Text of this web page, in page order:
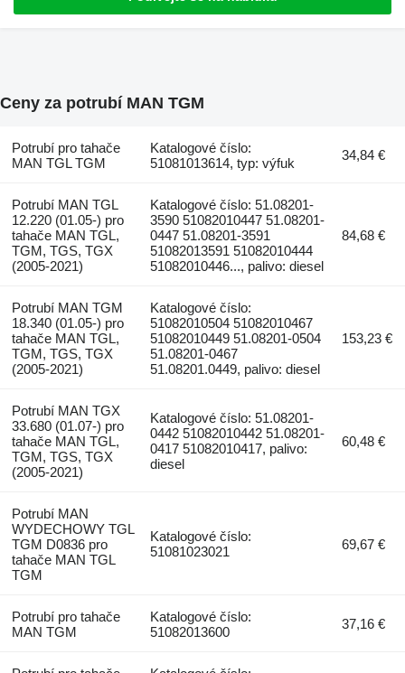
Ceny za potrubí MAN TGM
Potrubí pro tahače
MAN TGL TGM
Katalogové číslo:
51081013614, typ: výfuk
34,84 €
Potrubí MAN TGL
12.220 (01.05-) pro
tahače MAN TGL,
TGM, TGS, TGX
(2005-2021)
Katalogové číslo: 51.08201-
3590 51082010447 51.08201-
0447 51.08201-3591
51082013591 51082010444
51082010446..., palivo: diesel
84,68 €
Potrubí MAN TGM
18.340 (01.05-) pro
tahače MAN TGL,
TGM, TGS, TGX
(2005-2021)
Katalogové číslo:
51082010504 51082010467
51082010449 51.08201-0504
51.08201-0467
51.08201.0449, palivo: diesel
153,23 €
Potrubí MAN TGX
33.680 (01.07-) pro
tahače MAN TGL,
TGM, TGS, TGX
(2005-2021)
Katalogové číslo: 51.08201-
0442 51082010442 51.08201-
0417 51082010417, palivo:
diesel
60,48 €
Potrubí MAN
WYDECHOWY TGL
TGM D0836 pro
tahače MAN TGL
TGM
Katalogové číslo:
51081023021
69,67 €
Potrubí pro tahače
MAN TGM
Katalogové číslo:
51082013600
37,16 €